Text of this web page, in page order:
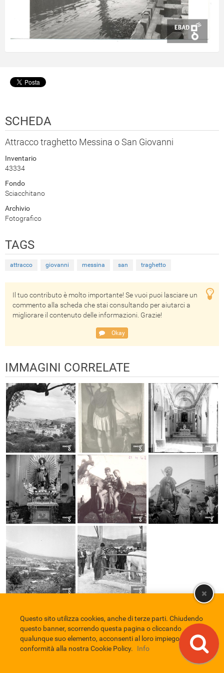
SCHEDA
Attracco traghetto Messina o San Giovanni
Inventario
43334
Fondo
Sciacchitano
Archivio
Fotografico
TAGS
attracco giovanni messina san traghetto
Il tuo contributo è molto importante! Se vuoi puoi lasciare un
commento alla scheda che stai consultando per aiutarci a
migliorare il contenuto delle informazioni. Grazie!
Okay
IMMAGINI CORRELATE
Comune di Eboli Servizio Bibliotecario Nazionale
Privacy policy
Credits
EBAD
Questo sito utilizza cookies, anche di terze parti. Chiudendo
questo banner, scorrendo questa pagina o cliccando
qualunque suo elemento, acconsenti al loro impiego in
conformità alla nostra Cookie Policy.
Info